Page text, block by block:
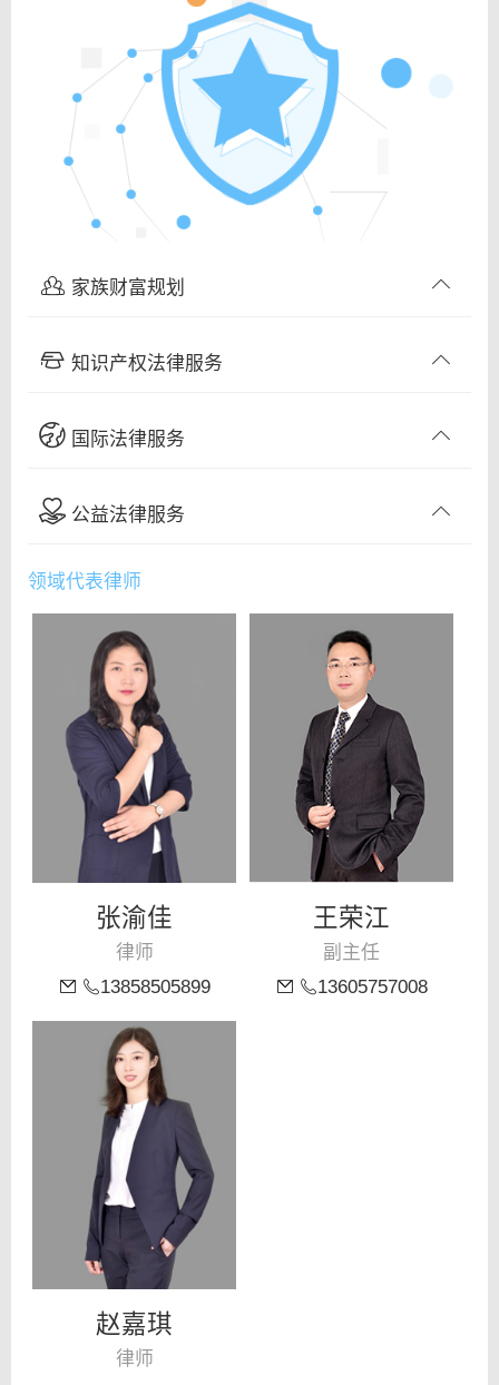
家族财富规划
知识产权法律服务
国际法律服务
公益法律服务
领域代表律师
张渝佳
律师
13858505899
王荣江
副主任
13605757008
赵嘉琪
律师